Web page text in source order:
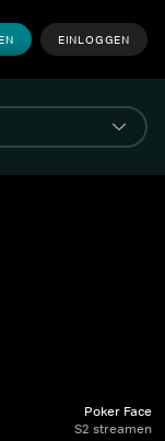
EINLOGGEN
Poker Face
S2 streamen